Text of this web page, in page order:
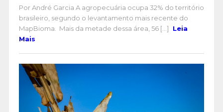
Por André Garcia A agropecuária ocupa 32% do território
brasileiro, segundo o levantamento mais recente do
MapBioma. Mais da metade dessa área, 56 [...]
Leia
Mais